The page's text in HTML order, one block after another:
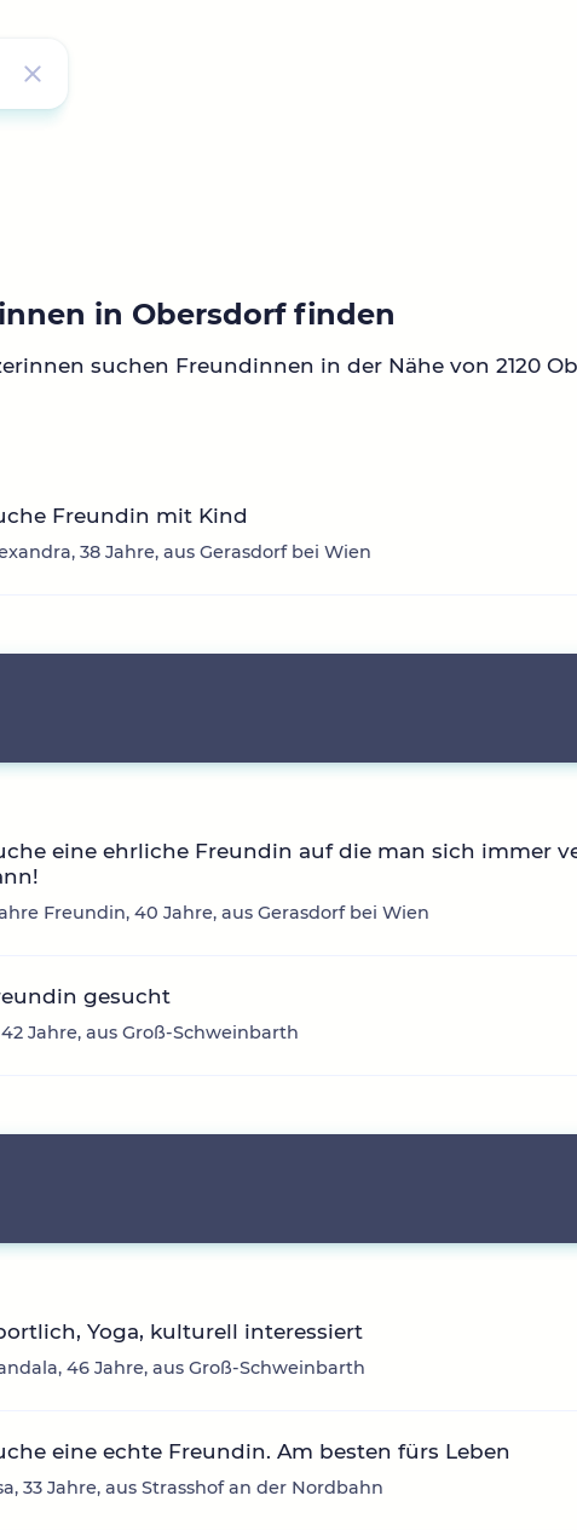
in Obersdorf finden
suchen Freundinnen in der Nähe von 2120
Freundin mit Kind
38 Jahre, aus Gerasdorf bei Wien
eine ehrliche Freundin auf die man sich immer
Freundin, 40 Jahre, aus Gerasdorf bei Wien
gesucht
42 Jahre, aus Groß-Schweinbarth
Yoga, kulturell interessiert
46 Jahre, aus Groß-Schweinbarth
eine echte Freundin. Am besten fürs Leben
33 Jahre, aus Strasshof an der Nordbahn